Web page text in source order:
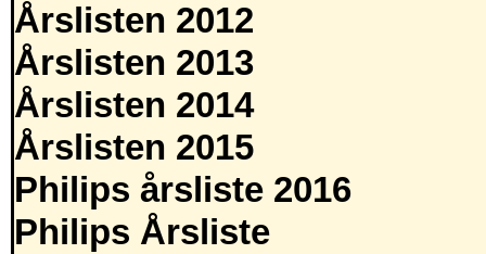
Årslisten 2012
Årslisten 2013
Årslisten 2014
Årslisten 2015
Philips årsliste 2016
Philips Årsliste